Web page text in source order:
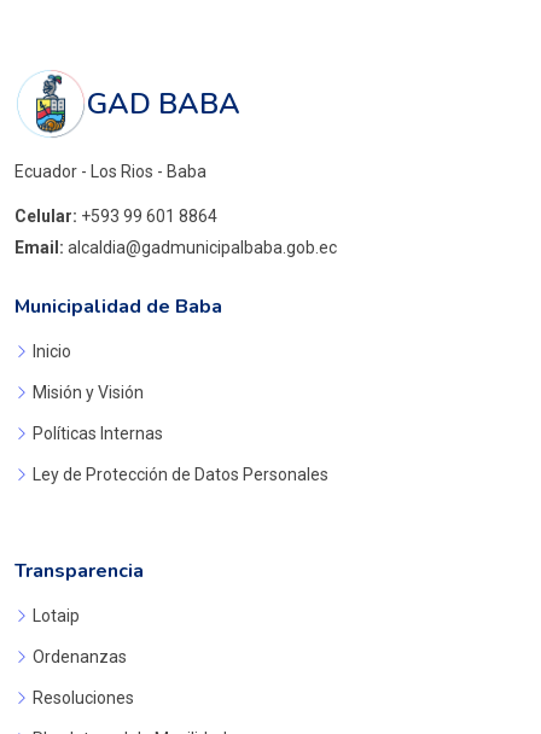
GAD BABA
Ecuador - Los Rios - Baba
Celular: +593 99 601 8864
Email: alcaldia@gadmunicipalbaba.gob.ec
Municipalidad de Baba
Inicio
Misión y Visión
Políticas Internas
Ley de Protección de Datos Personales
Transparencia
Lotaip
Ordenanzas
Resoluciones